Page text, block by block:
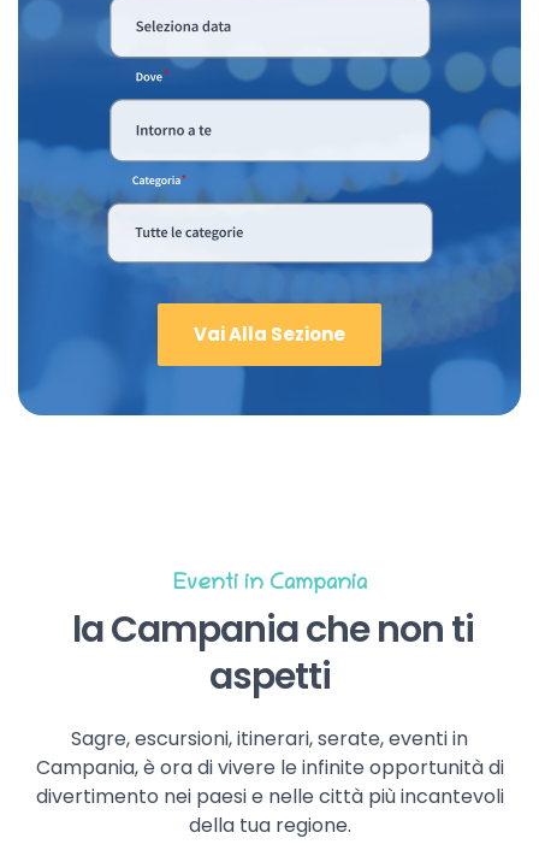
Vai Alla Sezione
Eventi in Campania
la Campania che non ti
aspetti
Sagre, escursioni, itinerari, serate, eventi in
Campania, è ora di vivere le infinite opportunità di
divertimento nei paesi e nelle città più incantevoli
della tua regione.